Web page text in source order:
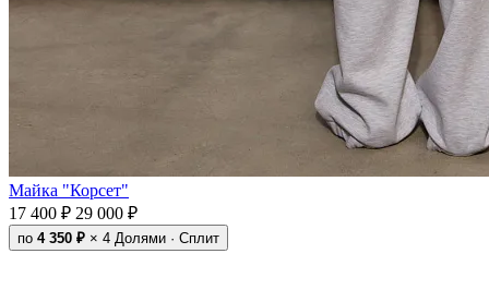
Майка "Корсет"
17 400 ₽ 29 000 ₽
по 4 350 ₽ × 4 Долями · Сплит